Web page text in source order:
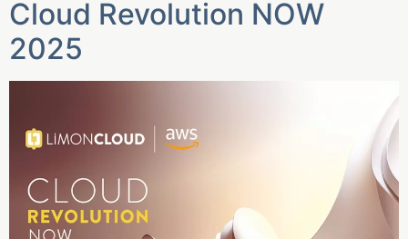
Cloud Revolution NOW
2025